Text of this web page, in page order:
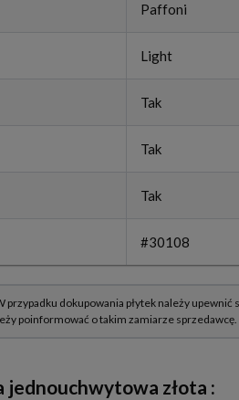
Paffoni
Light
Tak
Tak
Tak
#30108
jednouchwytowa złota :